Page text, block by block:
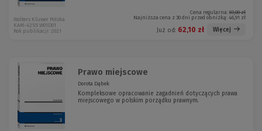
Cena regularna: 69,00 zł
Najniższa cena z 30 dni przed obniżką: 46,91 zł
Już od: 62,10 zł Więcej
Wolters Kluwer Polska
KAM-4255 W01D01
Rok publikacji: 2021
Prawo miejscowe
Dorota Dąbek
Kompleksowe opracowanie zagadnień dotyczących prawa
miejscowego w polskim porządku prawnym.